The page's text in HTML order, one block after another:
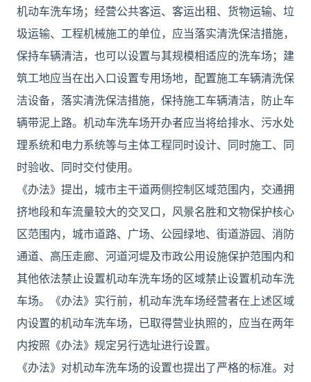
机动车洗车场；经营公共客运、客运出租、货物运输、垃
圾运输、工程机械施工的单位，应当落实清洗保洁措施，
保持车辆清洁，也可以设置与其规模相适应的洗车场；建
筑工地应当在出入口设置专用场地，配置施工车辆清洗保
洁设备，落实清洗保洁措施，保持施工车辆清洁，防止车
辆带泥上路。机动车洗车场开办者应当将给排水、污水处
理系统和电力系统等与主体工程同时设计、同时施工、同
时验收、同时交付使用。
《办法》提出，城市主干道两侧控制区域范围内，交通拥
挤地段和车流量较大的交叉口，风景名胜和文物保护核心
区范围内，城市道路、广场、公园绿地、街道游园、消防
通道、高压走廊、河道河堤及市政公用设施保护范围内和
其他依法禁止设置机动车洗车场的区域禁止设置机动车洗
车场。《办法》实行前，机动车洗车场经营者在上述区域
内设置的机动车洗车场，已取得营业执照的，应当在两年
内按照《办法》规定另行选址进行设置。
《办法》对机动车洗车场的设置也提出了严格的标准。对